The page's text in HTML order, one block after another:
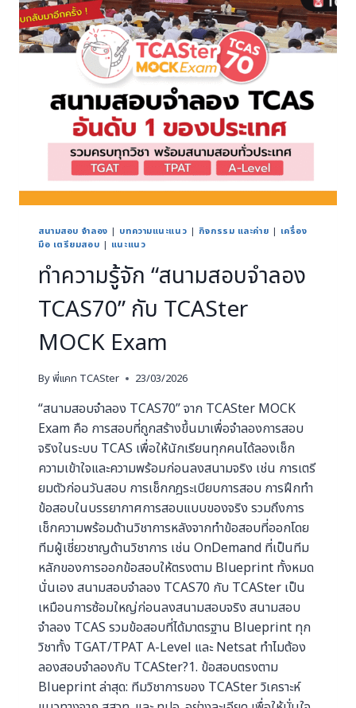
สนามสอบ จำลอง | บทความแนะแนว | กิจกรรม และค่าย | เครื่อง
มือ เตรียมสอบ | แนะแนว
ทำความรู้จัก “สนามสอบจำลอง
TCAS70” กับ TCASter
MOCK Exam
Byพี่แคท TCASter 23/03/2026
“สนามสอบจำลอง TCAS70” จาก TCASter MOCK
Exam คือ การสอบที่ถูกสร้างขึ้นมาเพื่อจำลองการสอบ
จริงในระบบ TCAS เพื่อให้นักเรียนทุกคนได้ลองเช็ก
ความเข้าใจและความพร้อมก่อนลงสนามจริง เช่น การเตรี
ยมตัวก่อนวันสอบ การเช็กกฎระเบียบการสอบ การฝึกทำ
ข้อสอบในบรรยากาศการสอบแบบของจริง รวมถึงการ
เช็กความพร้อมด้านวิชาการหลังจากทำข้อสอบที่ออกโดย
ทีมผู้เชี่ยวชาญด้านวิชาการ เช่น OnDemand ที่เป็นทีม
หลักของการออกข้อสอบให้ตรงตาม Blueprint ทั้งหมด
นั่นเอง สนามสอบจำลอง TCAS70 กับ TCASter เป็น
เหมือนการซ้อมใหญ่ก่อนลงสนามสอบจริง สนามสอบ
จำลอง TCAS รวมข้อสอบที่ได้มาตรฐาน Blueprint ทุก
วิชาทั้ง TGAT/TPAT A-Level และ Netsat ทำไมต้อง
ลองสอบจำลองกับ TCASter?1. ข้อสอบตรงตาม
Blueprint ล่าสุด: ทีมวิชาการของ TCASter วิเคราะห์